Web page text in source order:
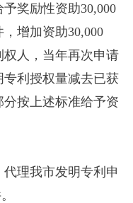
奖励性资助30,000
增加资助30,000
人，当年再次申请
利授权量减去已获
按上述标准给予资
代理我市发明专利申